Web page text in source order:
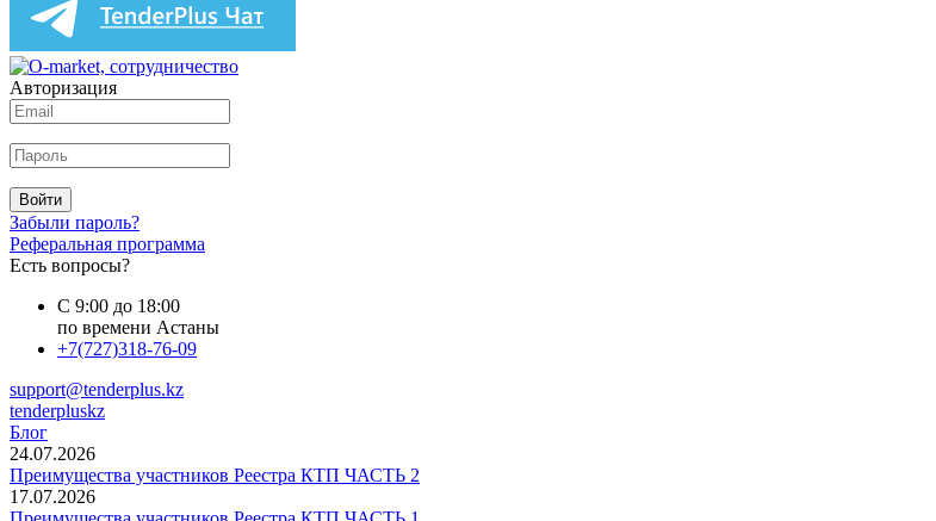
Авторизация
Войти
Забыли пароль?
Реферальная программа
Есть вопросы?
С 9:00 до 18:00
по времени Астаны
+7(727)318-76-09
support@tenderplus.kz
tenderpluskz
Блог
24.07.2026
Преимущества участников Реестра КТП ЧАСТЬ 2
17.07.2026